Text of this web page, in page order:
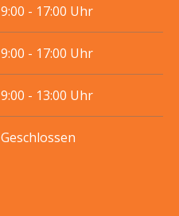
9:00 - 17:00 Uhr
9:00 - 17:00 Uhr
9:00 - 13:00 Uhr
Geschlossen